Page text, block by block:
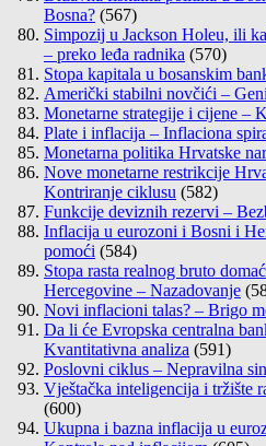
Bosna? (567)
Simpozij u Jackson Holeu, ili
– preko leđa radnika (570)
Stopa kapitala u bosanskim
Američki stabilni novčići –
Monetarne strategije i cijene –
Plate i inflacija – Inflaciona
Monetarna politika Hrvatske
Nove monetarne restrikcije
Kontriranje ciklusu (582)
Funkcije deviznih rezervi –
Inflacija u eurozoni i Bosni i
pomoći (584)
Stopa rasta realnog bruto
Hercegovine – Nazadovanje
Novi inflacioni talas? – Brigo
Da li će Evropska centralna
Kvantitativna analiza (591)
Poslovni ciklus – Nepravilna
Vještačka inteligencija i tržište
(600)
Ukupna i bazna inflacija u